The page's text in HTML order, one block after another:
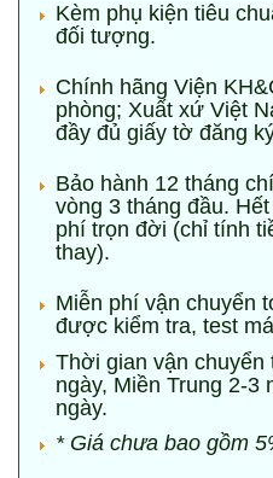
Kèm phụ kiện tiêu
đối tượng.
Chính hãng Viện
phòng; Xuất xứ Việt
đầy đủ giấy tờ đăng
Bảo hành 12 tháng
vòng 3 tháng đầu.
phí trọn đời (chỉ tính
thay).
Miễn phí vận chuyển
được kiểm tra, test
Thời gian vận chuyển
ngày, Miền Trung 2-3
ngày.
* Giá chưa bao gồm